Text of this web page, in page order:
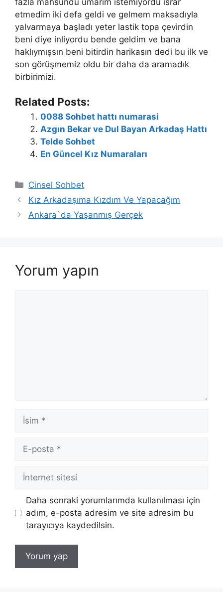
etmedim iki defa geldi ve gelmem maksadıyla
yalvarmaya başladı yeter lastik topa çevirdin
beni diye inliyordu bende geldim ve bana
haklıymışsın beni bitirdin harikasın dedi bu ilk ve
son görüşmemiz oldu bir daha da aramadık
birbirimizi.
Related Posts:
0088 Sohbet hattı numarasi
Azgın Bekar ve Dul Bayan Arkadaş Hattı
Telde Sohbet
En Güncel Kız Numaraları
Kategoriler
Cinsel Sohbet
Kız Arkadaşıma Kızdım Ve Yapacağım
Ankara`da Yaşanmış Gerçek
Yorum yapın
İsim
posta
İnternet
Daha sonraki yorumlarımda kullanılması için
adım, e-posta adresim ve site adresim bu
tarayıcıya kaydedilsin.